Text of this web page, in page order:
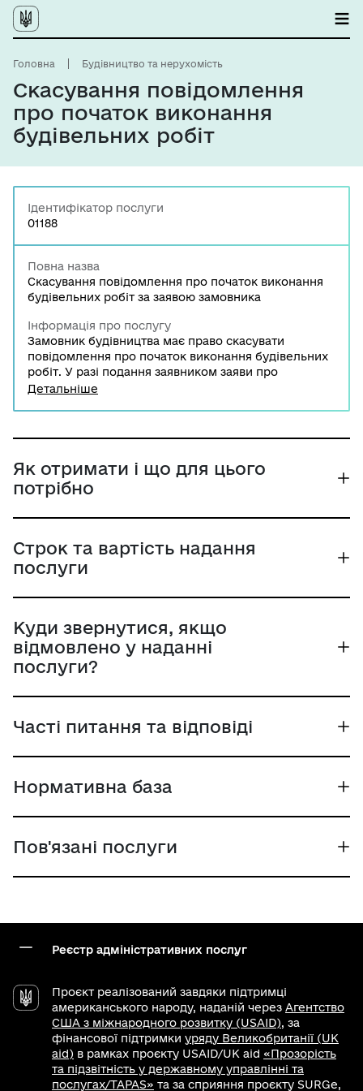
Головна Будівництво та нерухомість
Скасування повідомлення
про початок виконання
будівельних робіт
Ідентифікатор послуги
01188
Повна назва
Скасування повідомлення про початок виконання
будівельних робіт за заявою замовника
Інформація про послугу
Замовник будівництва має право скасувати
повідомлення про початок виконання будівельних
робіт. У разі подання заявником заяви про
скасування такого повідомлення, право на початок
Детальніше
Як отримати і що для цього
потрібно
Строк та вартість надання
послуги
Куди звернутися, якщо
відмовлено у наданні
послуги?
Часті питання та відповіді
Нормативна база
Пов'язані послуги
Реєстр адміністративних послуг
Проєкт реалізований завдяки підтримці
американського народу, наданій через Агентство
США з міжнародного розвитку (USAID), за
фінансової підтримки уряду Великобританії (UK
aid) в рамках проєкту USAID/UK aid «Прозорість
та підзвітність у державному управлінні та
послугах/TAPAS» та за сприяння проєкту SURGe,